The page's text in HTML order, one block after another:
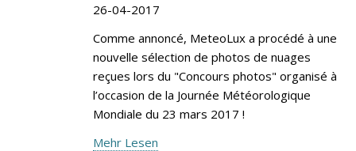
26-04-2017
Comme annoncé, MeteoLux a procédé à une
nouvelle sélection de photos de nuages
reçues lors du "Concours photos" organisé à
l’occasion de la Journée Météorologique
Mondiale du 23 mars 2017 !
Mehr Lesen